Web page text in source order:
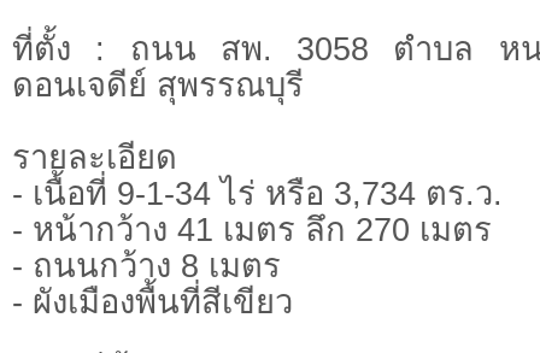
ที่ตั้ง : ถนน สพ. 3058 ตำบล หน
ดอนเจดีย์ สุพรรณบุรี
รายละเอียด
- เนื้อที่ 9-1-34 ไร่ หรือ 3,734 ตร.ว.
- หน้ากว้าง 41 เมตร ลึก 270 เมตร
- ถนนกว้าง 8 เมตร
- ผังเมืองพื้นที่สีเขียว